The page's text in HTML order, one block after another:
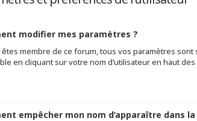
modifier mes paramètres ?
êtes membre de ce forum, tous vos paramètres
en cliquant sur votre nom d’utilisateur en haut
empêcher mon nom d’apparaître dans